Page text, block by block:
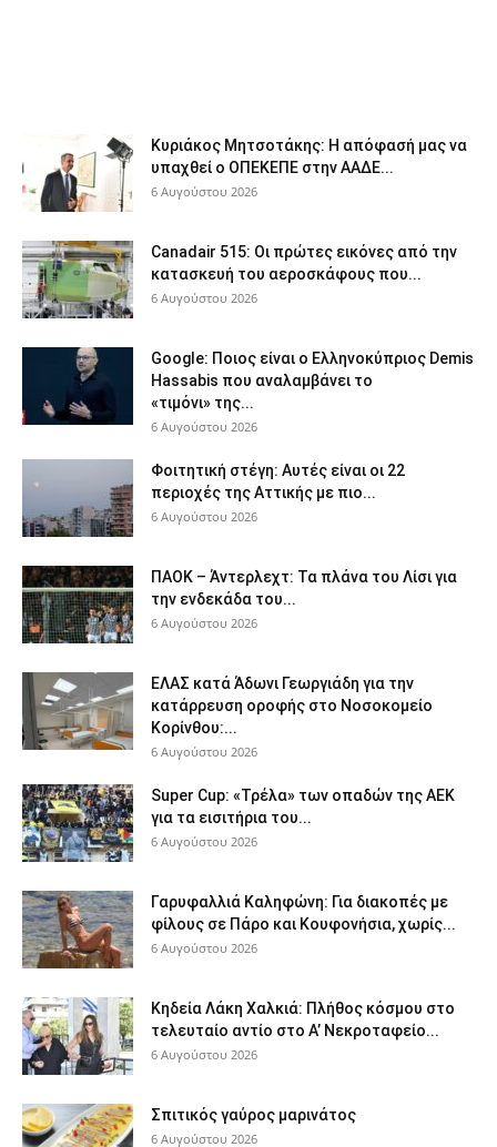
Κυριάκος Μητσοτάκης: Η απόφασή μας να
υπαχθεί ο ΟΠΕΚΕΠΕ στην ΑΑΔΕ...
6 Αυγούστου 2026
Canadair 515: Οι πρώτες εικόνες από την
κατασκευή του αεροσκάφους που...
6 Αυγούστου 2026
Google: Ποιος είναι ο Ελληνοκύπριος Demis
Hassabis που αναλαμβάνει το
«τιμόνι» της...
6 Αυγούστου 2026
Φοιτητική στέγη: Aυτές είναι οι 22
περιοχές της Αττικής με πιο...
6 Αυγούστου 2026
ΠΑΟΚ – Άντερλεχτ: Τα πλάνα του Λίσι για
την ενδεκάδα του...
6 Αυγούστου 2026
ΕΛΑΣ κατά Άδωνι Γεωργιάδη για την
κατάρρευση οροφής στο Νοσοκομείο
Κορίνθου:...
6 Αυγούστου 2026
Super Cup: «Τρέλα» των οπαδών της ΑΕΚ
για τα εισιτήρια του...
6 Αυγούστου 2026
Γαρυφαλλιά Καληφώνη: Για διακοπές με
φίλους σε Πάρο και Κουφονήσια, χωρίς...
6 Αυγούστου 2026
Κηδεία Λάκη Χαλκιά: Πλήθος κόσμου στο
τελευταίο αντίο στο Α’ Νεκροταφείο...
6 Αυγούστου 2026
Σπιτικός γαύρος μαρινάτος
6 Αυγούστου 2026